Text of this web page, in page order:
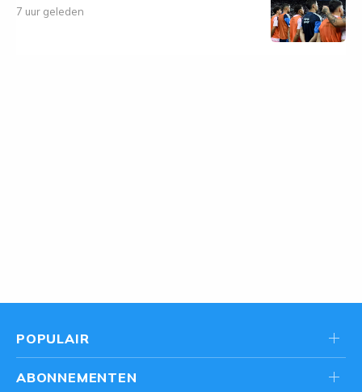
7 uur geleden
POPULAIR
ABONNEMENTEN